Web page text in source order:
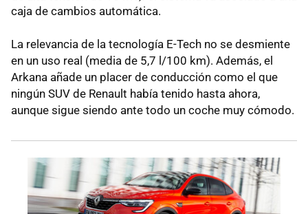
caja de cambios automática.
La relevancia de la tecnología E-Tech no se desmiente
en un uso real (media de 5,7 l/100 km). Además, el
Arkana añade un placer de conducción como el que
ningún SUV de Renault había tenido hasta ahora,
aunque sigue siendo ante todo un coche muy cómodo.